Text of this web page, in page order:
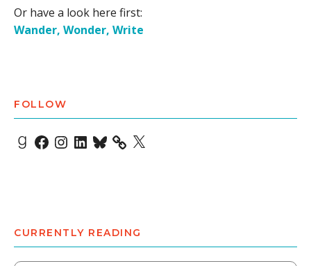
Or have a look here first:
Wander, Wonder, Write
FOLLOW
Goodreads
Facebook
Instagram
LinkedIn
Bluesky X
CURRENTLY READING